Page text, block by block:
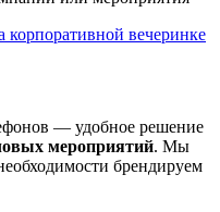
— удобное решение
мероприятий. Мы
брендируем